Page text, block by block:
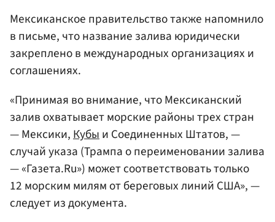
Мексиканское правительство также напомнило
в письме, что название залива юридически
закреплено в международных организациях и
соглашениях.
«Принимая во внимание, что Мексиканский
залив охватывает морские районы трех стран
— Мексики, Кубы и Соединенных Штатов, —
случай указа (Трампа о переименовании залива
— «Газета.Ru») может соответствовать только
12 морским милям от береговых линий США», —
следует из документа.